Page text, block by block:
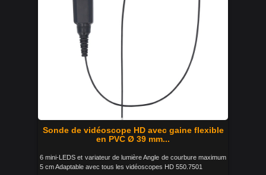
Sonde de vidéoscope HD avec gaine flexible
en PVC Ø 39 mm...
6 mini-LEDS et variateur de lumière Angle de courbure maximum
5 cm Adaptable avec tous les vidéoscopes HD 550.7501